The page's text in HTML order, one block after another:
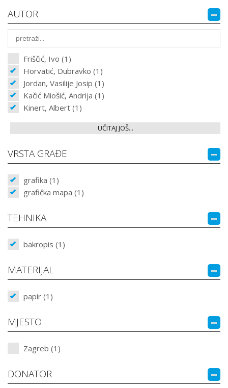
AUTOR
Friščić, Ivo (1)
Horvatić, Dubravko (1)
Jordan, Vasilije Josip (1)
Kačić Miošić, Andrija (1)
Kinert, Albert (1)
UČITAJ JOŠ...
VRSTA GRAĐE
grafika (1)
grafička mapa (1)
TEHNIKA
bakropis (1)
MATERIJAL
papir (1)
MJESTO
Zagreb (1)
DONATOR